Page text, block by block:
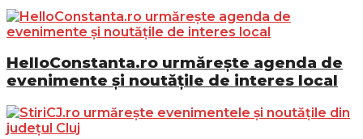
HelloConstanta.ro urmărește agenda de
evenimente și noutățile de interes local